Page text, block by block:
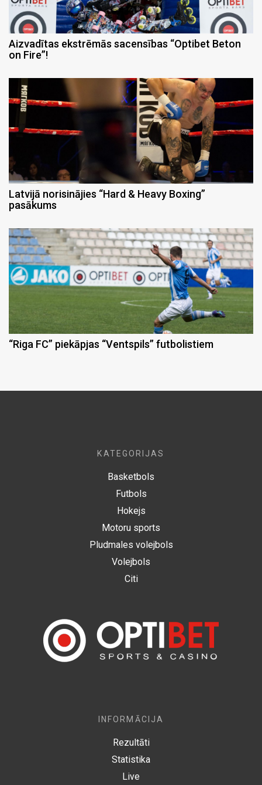
Aizvadītas ekstrēmās sacensības “Optibet Beton
on Fire”!
Latvijā norisinājies “Hard & Heavy Boxing”
pasākums
“Riga FC” piekāpjas “Ventspils” futbolistiem
KATEGORIJAS
Basketbols
Futbols
Hokejs
Motoru sports
Pludmales volejbols
Volejbols
Citi
INFORMĀCIJA
Rezultāti
Statistika
Live